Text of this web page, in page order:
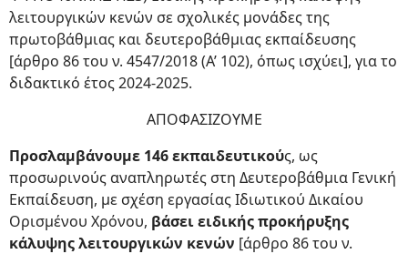
λειτουργικών κενών σε σχολικές μονάδες της
πρωτοβάθμιας και δευτεροβάθμιας εκπαίδευσης
[άρθρο 86 του ν. 4547/2018 (Α’ 102), όπως ισχύει], για το
διδακτικό έτος 2024-2025.
ΑΠΟΦΑΣΙΖΟΥΜΕ
Προσλαμβάνουμε 146 εκπαιδευτικούς, ως
προσωρινούς αναπληρωτές στη Δευτεροβάθμια Γενική
Εκπαίδευση, με σχέση εργασίας Ιδιωτικού Δικαίου
Ορισμένου Χρόνου, βάσει ειδικής προκήρυξης
κάλυψης λειτουργικών κενών [άρθρο 86 του ν.